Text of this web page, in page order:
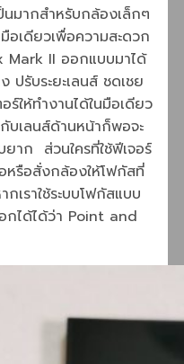
มากสำหรับกล้องเล็กๆ
อเดียวเพื่อความสะดวก
Mark II ออกแบบมาได้
รับระยะเลนส์ ชดเชย
ให้ทำงานได้ในมือเดียว
บเลนส์ด้านหน้าก็พอจะ
าก ส่วนใครที่ใช้ฟีเจอร์
หรือสั่งกล้องให้โฟกัสที่
เราใช้ระบบโฟกัสแบบ
ได้ได้ว่า Point and